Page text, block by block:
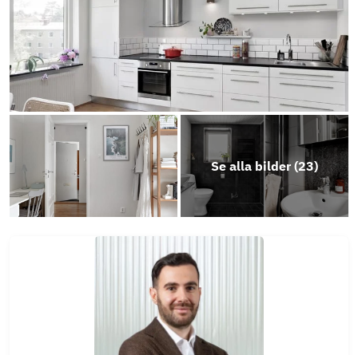
Social
Video
Photo
Play
Video
Se alla bilder (23)